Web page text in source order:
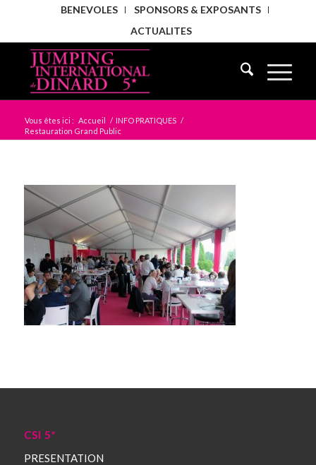
BENEVOLES
SPONSORS & EXPOSANTS
ACTUALITES
Vous êtes ici : Accueil / INFO PRATIQUES /
Restauration Grand Public
CSI 5*
PRESENTATION